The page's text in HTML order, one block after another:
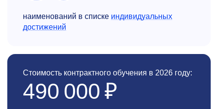
наименований в списке индивидуальных
достижений
Стоимость контрактного обучения в 2026 году:
490 000 ₽